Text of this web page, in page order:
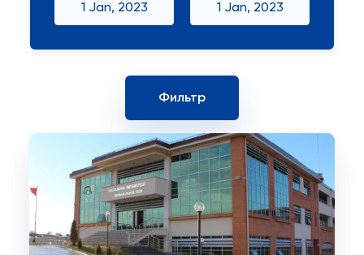
1 Jan, 2023 1 Jan, 2023